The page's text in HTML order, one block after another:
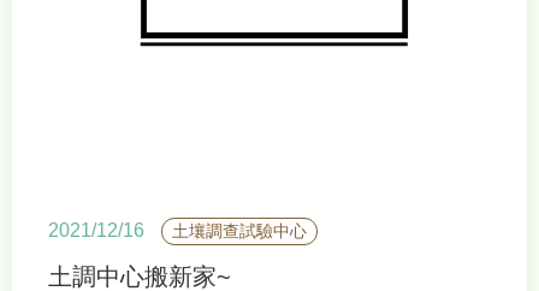
2021/12/16 土壤調查試驗中心
土調中心搬新家~